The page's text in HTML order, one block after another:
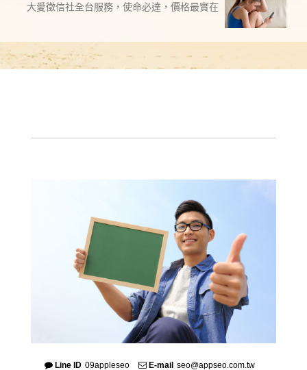
大愛徵信社全台服務，使命必達，價格最實在
Line ID 09appleseo E-mail seo@appseo.com.tw